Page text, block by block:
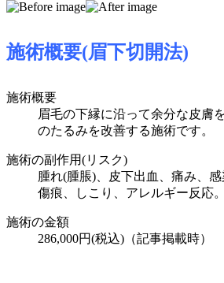
施術概要(眉下切開法)
施術概要
眉毛の下縁に沿って余分な皮膚
のたるみを改善する施術です。
施術の副作用(リスク)
腫れ(腫脹)、皮下出血、痛み、感
傷痕、しこり、アレルギー反応。
施術の金額
286,000円(税込) （記事掲載時）